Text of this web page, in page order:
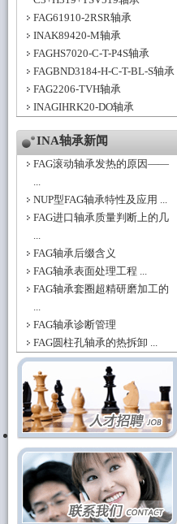
FAG61910-2RSR轴承
INAK89420-M轴承
FAGHS7020-C-T-P4S轴承
FAGBND3184-H-C-T-BL-S轴承
FAG2206-TVH轴承
INAGIHRK20-DO轴承
INA轴承新闻
FAG滚动轴承发热的原因——
...
NUP型FAG轴承特性及应用 ...
FAG进口轴承质量判断上的几
...
FAG轴承后缀含义
FAG轴承表面处理工程 ...
FAG轴承套圈超精研磨加工的
...
FAG轴承诊断管理
FAG圆柱孔轴承的热拆卸 ...